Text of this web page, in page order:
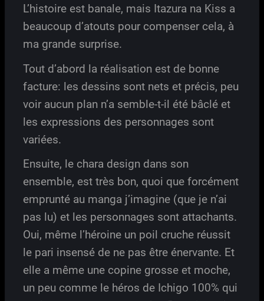
L’histoire est banale, mais Itazura na Kiss a
beaucoup d’atouts pour compenser cela, à
ma grande surprise.
Tout d’abord la réalisation est de bonne
facture: les dessins sont nets et précis, peu
voir aucun plan n’a semble-t-il été bâclé et
les expressions des personnages sont
variées.
Ensuite, le chara design dans son
ensemble, est très bon, quoi que forcément
emprunté au manga j’imagine (que je n’ai
pas lu) et les personnages sont attachants.
Oui, même l’héroine un poil cruche réussit
le pari insensé de ne pas être énervante. Et
elle a même une copine grosse et moche,
un peu comme le héros de Ichigo 100% qui